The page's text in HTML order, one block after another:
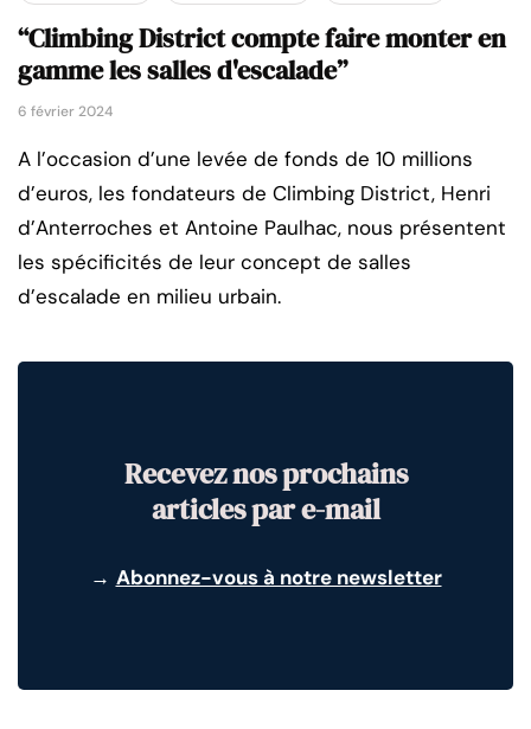
“Climbing District compte faire monter en
gamme les salles d'escalade”
6 février 2024
A l’occasion d’une levée de fonds de 10 millions
d’euros, les fondateurs de Climbing District, Henri
d’Anterroches et Antoine Paulhac, nous présentent
les spécificités de leur concept de salles
d’escalade en milieu urbain.
Recevez nos prochains
articles par e-mail
→ Abonnez-vous à notre newsletter